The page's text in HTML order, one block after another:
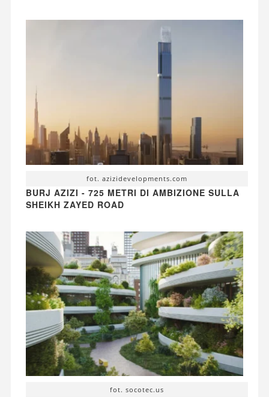
fot. azizidevelopments.com
BURJ AZIZI - 725 METRI DI AMBIZIONE SULLA
SHEIKH ZAYED ROAD
fot. socotec.us